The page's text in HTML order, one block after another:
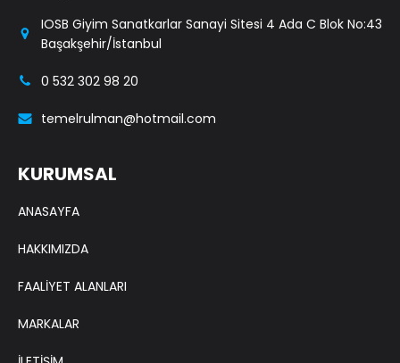
IOSB Giyim Sanatkarlar Sanayi Sitesi 4 Ada C Blok No:43
Başakşehir/İstanbul
0 532 302 98 20
temelrulman@hotmail.com
KURUMSAL
ANASAYFA
HAKKIMIZDA
FAALİYET ALANLARI
MARKALAR